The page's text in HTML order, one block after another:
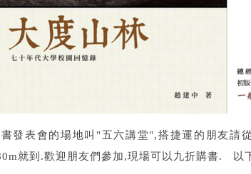
發表會的場地叫"五六講堂",搭捷運的朋友請
就到.歡迎朋友們參加,現場可以九折購書. 以